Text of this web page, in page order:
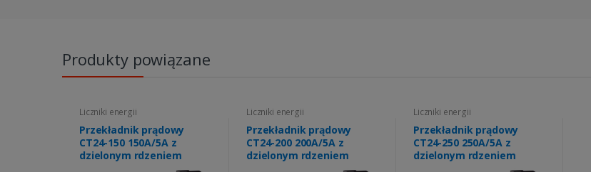
Produkty powiązane
Liczniki energii
Przekładnik prądowy
CT24-150 150A/5A z
dzielonym rdzeniem
Liczniki energii
Przekładnik prądowy
CT24-200 200A/5A z
dzielonym rdzeniem
Liczniki energii
Przekładnik prądowy
CT24-250 250A/5A z
dzielonym rdzeniem